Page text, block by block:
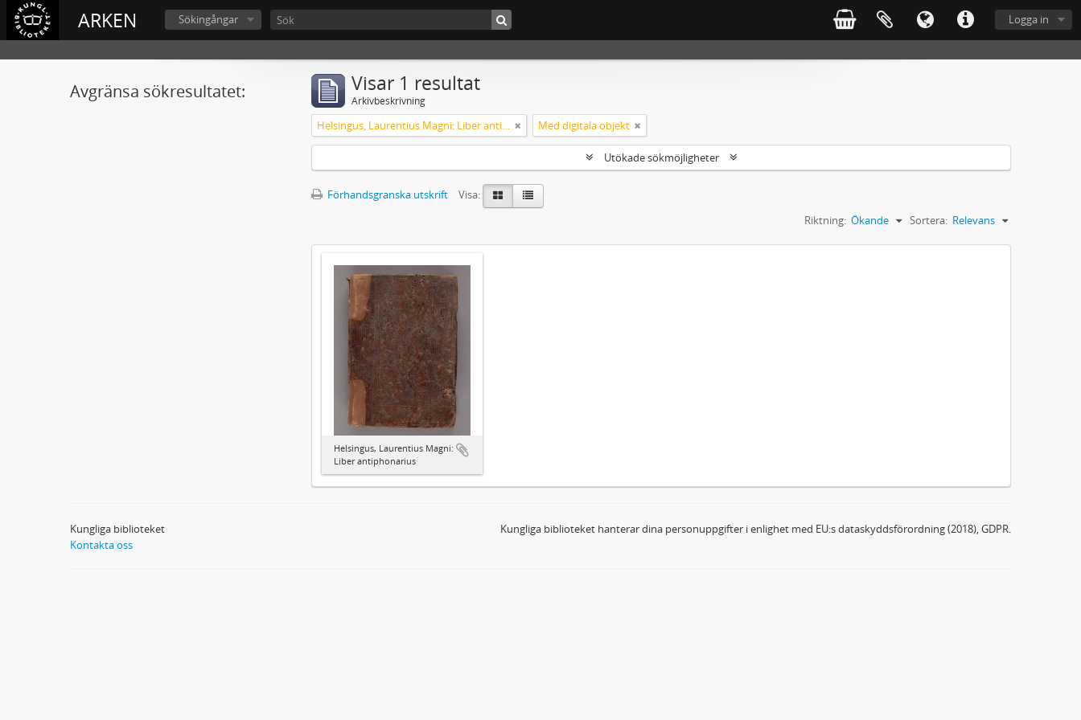
ARKEN Logga in
Sökingångar
Avgränsa sökresultatet: Visar 1 resultat
Arkivbeskrivning
Helsingus, Laurentius Magni: Liber antiphonarius Med digitala objekt
Utökade sökmöjligheter
Förhandsgranska utskrift
Visa:
Sortera: Relevans
Riktning: Ökande
Helsingus, Laurentius Magni:
Liber antiphonarius
Kungliga biblioteket
Kontakta oss
Kungliga biblioteket hanterar dina personuppgifter i enlighet med EU:s dataskyddsförordning (2018), GDPR.